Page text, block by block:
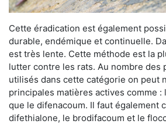
Cette éradication est également
durable, endémique et continuelle.
est très lente. Cette méthode est la
lutter contre les rats. Au nombre des
utilisés dans cette catégorie on peut
principales matières actives comme :
que le difenacoum. Il faut également
difethialone, le brodifacoum et le